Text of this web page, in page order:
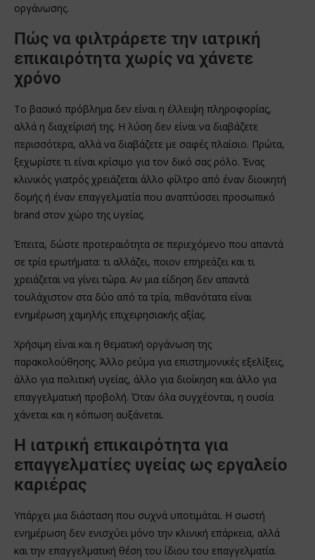
οργάνωσης.
Πώς να φιλτράρετε την ιατρική
επικαιρότητα χωρίς να χάνετε
χρόνο
Το βασικό πρόβλημα δεν είναι η έλλειψη πληροφορίας,
αλλά η διαχείρισή της. Η λύση δεν είναι να διαβάζετε
περισσότερα, αλλά να διαβάζετε με σαφές πλαίσιο. Πρώτα,
ξεχωρίστε τι είναι κρίσιμο για τον δικό σας ρόλο. Ένας
κλινικός γιατρός χρειάζεται άλλο φίλτρο από έναν διοικητή
δομής ή έναν επαγγελματία που αναπτύσσει προσωπικό
brand στον χώρο της υγείας.
Έπειτα, δώστε προτεραιότητα σε περιεχόμενο που απαντά
σε τρία ερωτήματα: τι αλλάζει, ποιον επηρεάζει και τι
χρειάζεται να γίνει τώρα. Αν μια είδηση δεν απαντά
τουλάχιστον στα δύο από τα τρία, πιθανότατα είναι
ενημέρωση χαμηλής επιχειρησιακής αξίας.
Χρήσιμη είναι και η θεματική οργάνωση της
παρακολούθησης. Άλλο ρεύμα για επιστημονικές εξελίξεις,
άλλο για πολιτική υγείας, άλλο για διοίκηση και άλλο για
επαγγελματική προβολή. Όταν όλα συγχέονται, η ουσία
χάνεται και η κόπωση αυξάνεται.
Η ιατρική επικαιρότητα για
επαγγελματίες υγείας ως εργαλείο
καριέρας
Υπάρχει μια διάσταση που συχνά υποτιμάται. Η σωστή
ενημέρωση δεν ενισχύει μόνο την κλινική επάρκεια, αλλά
και την επαγγελματική θέση του ίδιου του επαγγελματία.